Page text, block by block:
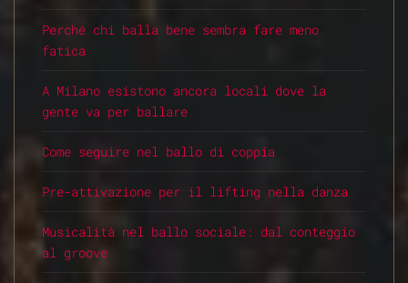
Perché chi balla bene sembra fare meno
fatica
A Milano esistono ancora locali dove la
gente va per ballare
Come seguire nel ballo di coppia
Pre-attivazione per il lifting nella danza
Musicalità nel ballo sociale: dal conteggio
al groove